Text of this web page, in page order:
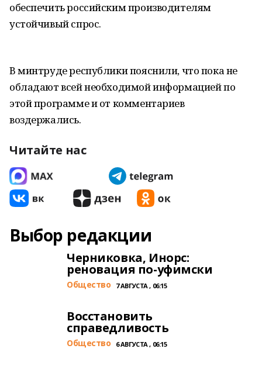
обеспечить российским производителям
устойчивый спрос.
В минтруде республики пояснили, что пока не
обладают всей необходимой информацией по
этой программе и от комментариев
воздержались.
Читайте нас
Выбор редакции
Черниковка, Инорс:
реновация по-уфимски
Общество 7 АВГУСТА , 06:15
Восстановить
справедливость
Общество 6 АВГУСТА , 06:15